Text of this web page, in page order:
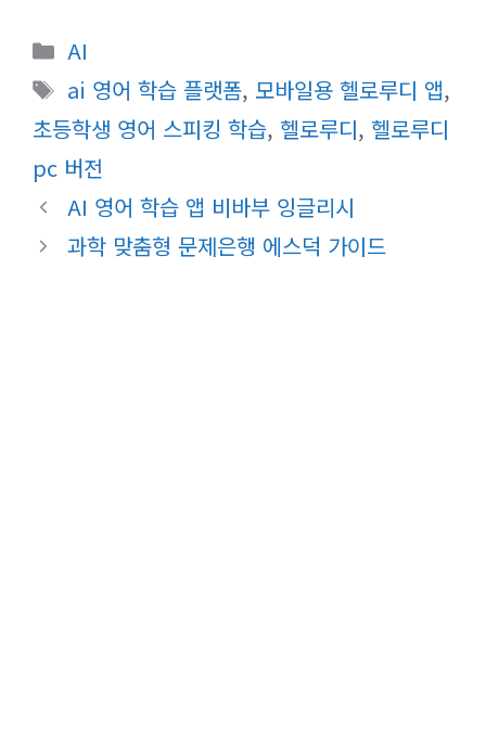
카
테
리
AI
태
그
ai 영어 학습 플랫폼, 모바일용 헬로루디 앱,
초등학생 영어 스피킹 학습, 헬로루디, 헬로루디
pc 버전
AI 영어 학습 앱 비바부 잉글리시
과학 맞춤형 문제은행 에스덕 가이드